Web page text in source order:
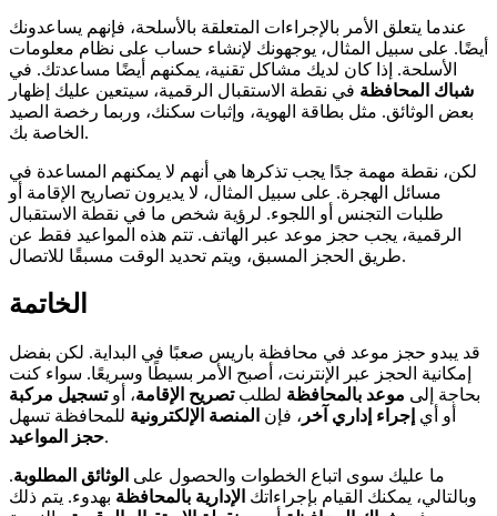
عندما يتعلق الأمر بالإجراءات المتعلقة بالأسلحة، فإنهم يساعدونك
أيضًا. على سبيل المثال، يوجهونك لإنشاء حساب على نظام معلومات
الأسلحة. إذا كان لديك مشاكل تقنية، يمكنهم أيضًا مساعدتك. في
شباك المحافظة في نقطة الاستقبال الرقمية، سيتعين عليك إظهار
بعض الوثائق. مثل بطاقة الهوية، وإثبات سكنك، وربما رخصة الصيد
الخاصة بك.
لكن، نقطة مهمة جدًا يجب تذكرها هي أنهم لا يمكنهم المساعدة في
مسائل الهجرة. على سبيل المثال، لا يديرون تصاريح الإقامة أو
طلبات التجنس أو اللجوء. لرؤية شخص ما في نقطة الاستقبال
الرقمية، يجب حجز موعد عبر الهاتف. تتم هذه المواعيد فقط عن
طريق الحجز المسبق، ويتم تحديد الوقت مسبقًا للاتصال.
الخاتمة
قد يبدو حجز موعد في محافظة باريس صعبًا في البداية. لكن بفضل
إمكانية الحجز عبر الإنترنت، أصبح الأمر بسيطًا وسريعًا. سواء كنت
بحاجة إلى موعد بالمحافظة لطلبتصريح الإقامة، أوتسجيل مركبة
أو أي إجراء إداري آخر ، فإن المنصة الإلكترونية للمحافظة تسهل
حجز المواعيد.
ما عليك سوى اتباع الخطوات والحصول على الوثائق المطلوبة.
وبالتالي، يمكنك القيام بإجراءاتك الإدارية بالمحافظة بهدوء. يتم ذلك